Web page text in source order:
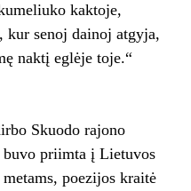
kaktoje,
kur senoj dainoj atgyja,
naktį eglėje toje.“
Skuodo rajono
priimta į Lietuvos
poezijos kraitė